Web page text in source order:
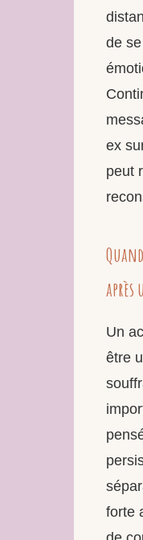
de
ex
peut
après
Un
être
forte